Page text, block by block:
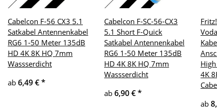
Cabelcon F-56 CX3 5.1
Satkabel Antennenkabel
RG6 1-50 Meter 135dB
HD 4K 8K HQ 7mm
Wassserdicht
ab 6,49 €*
Cabelcon F-SC-56-CX3
5.1 Short F-Quick
Satkabel Antennenkabel
RG6 1-50 Meter 135dB
HD 4K 8K HQ 7mm
Wassserdicht
ab 6,90 €*
4K
ab